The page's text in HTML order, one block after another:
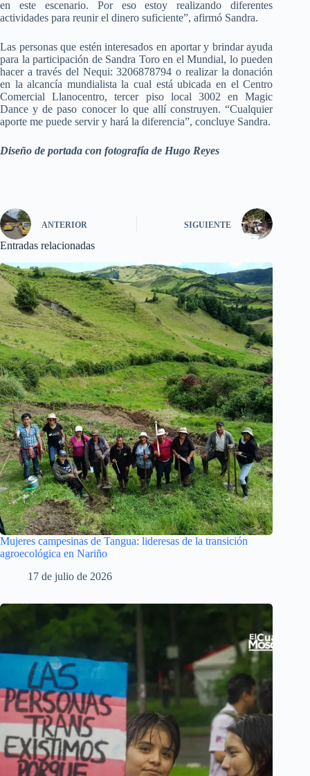
en este escenario. Por eso estoy realizando diferentes
actividades para reunir el dinero suficiente”, afirmó Sandra.
Las personas que estén interesados en aportar y brindar ayuda
para la participación de Sandra Toro en el Mundial, lo pueden
hacer a través del Nequi: 3206878794 o realizar la donación
en la alcancía mundialista la cual está ubicada en el Centro
Comercial Llanocentro, tercer piso local 3002 en Magic
Dance y de paso conocer lo que allí construyen. “Cualquier
aporte me puede servir y hará la diferencia”, concluye Sandra.
Diseño de portada con fotografía de Hugo Reyes
ANTERIOR SIGUIENTE
Entradas relacionadas
Mujeres campesinas de Tangua: lideresas de la transición
agroecológica en Nariño
17 de julio de 2026